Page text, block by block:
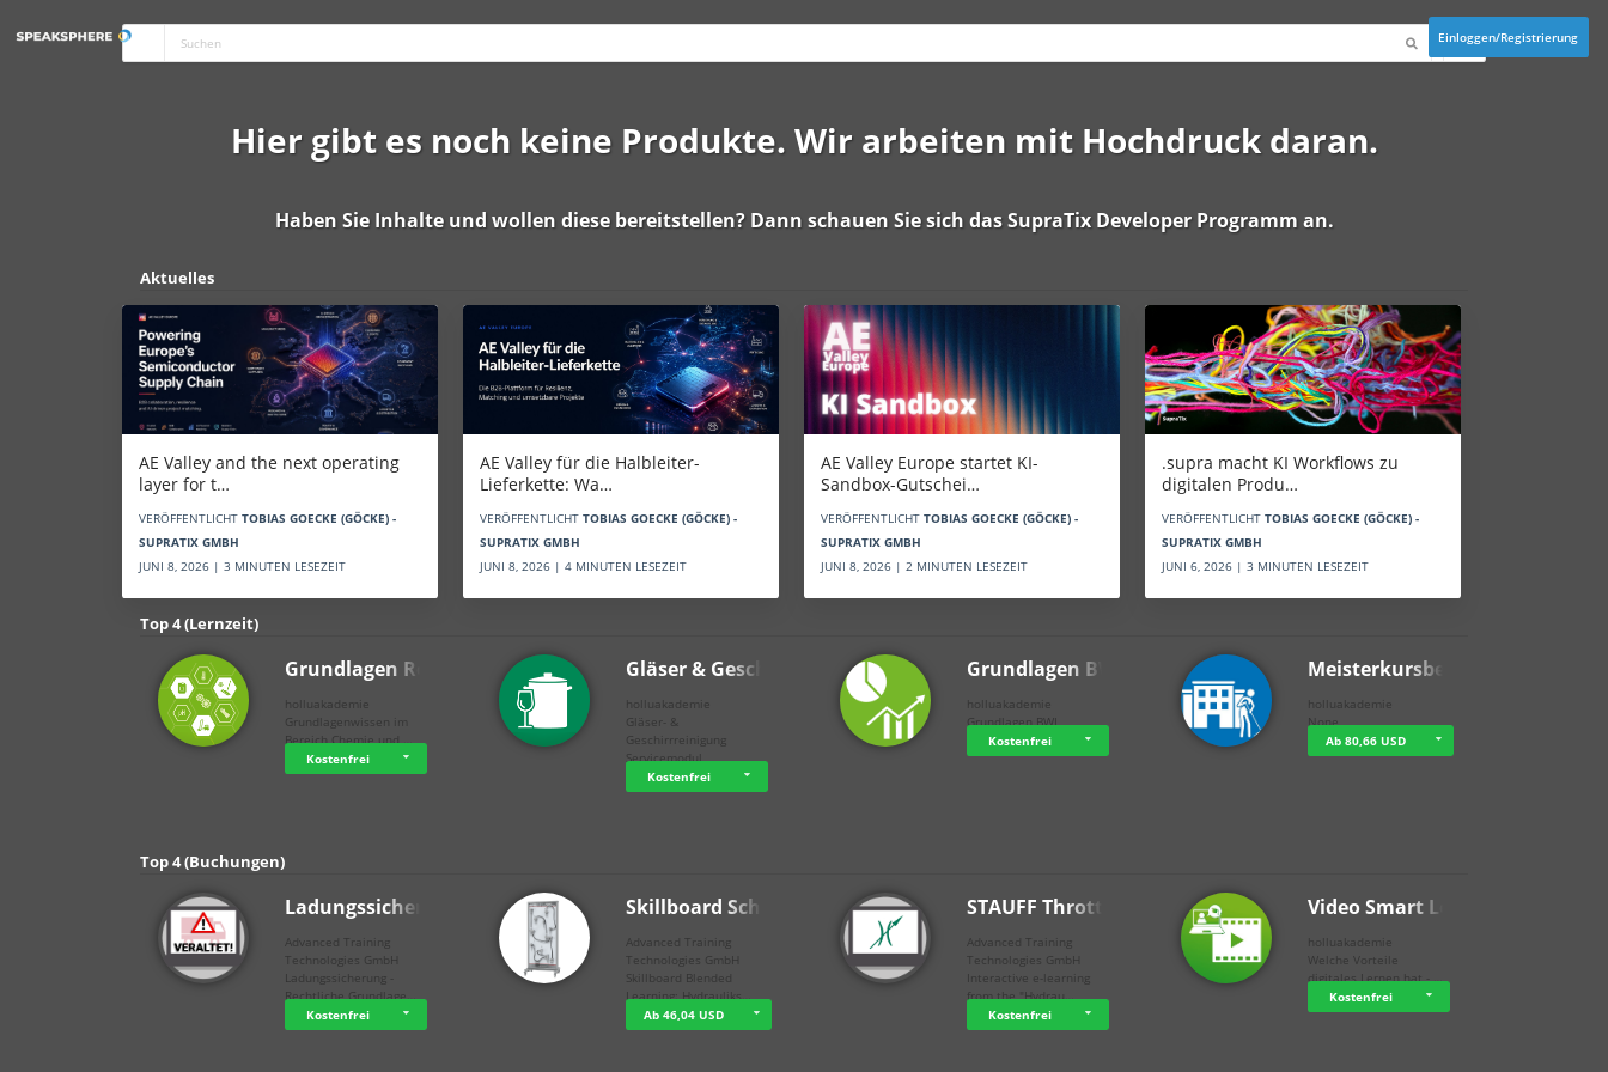
Einloggen/Registrierung
Hier gibt es noch keine Produkte. Wir arbeiten mit Hochdruck daran.
Haben Sie Inhalte und wollen diese bereitstellen? Dann schauen Sie sich dasSupraTix Developer Programm an.
Aktuelles
AE Valley and the next operating
layer for t…
VERÖFFENTLICHT TOBIAS GOECKE (GÖCKE) -
SUPRATIX GMBH
JUNI 8, 2026 | 3 MINUTEN LESEZEIT
AE Valley für die Halbleiter-
Lieferkette: Wa…
VERÖFFENTLICHT TOBIAS GOECKE (GÖCKE) -
SUPRATIX GMBH
JUNI 8, 2026 | 4 MINUTEN LESEZEIT
AE Valley Europe startet KI-
Sandbox-Gutschei…
VERÖFFENTLICHT TOBIAS GOECKE (GÖCKE) -
SUPRATIX GMBH
JUNI 8, 2026 | 2 MINUTEN LESEZEIT
.supra macht KI Workflows zu
digitalen Produ…
VERÖFFENTLICHT TOBIAS GOECKE (GÖCKE) -
SUPRATIX GMBH
JUNI 6, 2026 | 3 MINUTEN LESEZEIT
Top 4 (Lernzeit)
Grundlagen Rein…
holluakademie
Grundlagenwissen im
Bereich Chemie und …
Kostenfrei
Gläser & Geschi…
holluakademie
Gläser- &
Geschirrreinigung
Servicemodul
Kostenfrei
Grundlagen BWL
holluakademie
Grundlagen BWL
Kostenfrei
Meisterkursbegl…
holluakademie
None
Ab 80,66 USD
Top 4 (Buchungen)
Ladungssicherung
Advanced Training
Technologies GmbH
Ladungssicherung -
Rechtliche Grundlage…
Kostenfrei
Skillboard Schl…
Advanced Training
Technologies GmbH
Skillboard Blended
Learning: Hydrauliks…
Ab 46,04 USD
STAUFF Throttle…
Advanced Training
Technologies GmbH
Interactive e-learning
from the "Hydrau…
Kostenfrei
Video Smart Lea…
holluakademie
Welche Vorteile
digitales Lernen hat - …
Kostenfrei